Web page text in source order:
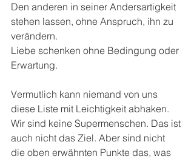
Den anderen in seiner Andersartigkeit
stehen lassen, ohne Anspruch, ihn zu
verändern.
Liebe schenken ohne Bedingung oder
Erwartung.
Vermutlich kann niemand von uns
diese Liste mit Leichtigkeit abhaken.
Wir sind keine Supermenschen. Das ist
auch nicht das Ziel. Aber sind nicht
die oben erwähnten Punkte das, was